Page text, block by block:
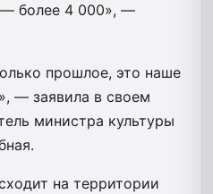
— более 4 000», —
прошлое, это наше
— заявила в своем
министра культуры
на территории